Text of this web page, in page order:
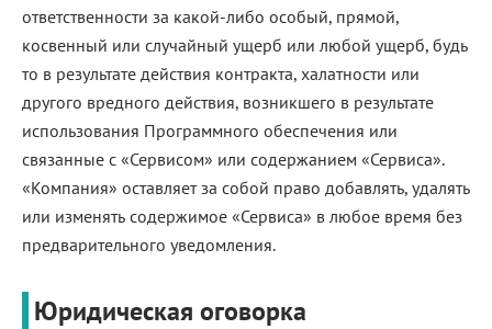
ответственности за какой-либо особый, прямой,
косвенный или случайный ущерб или любой ущерб, будь
то в результате действия контракта, халатности или
другого вредного действия, возникшего в результате
использования Программного обеспечения или
связанные с «Сервисом» или содержанием «Сервиса».
«Компания» оставляет за собой право добавлять, удалять
или изменять содержимое «Сервиса» в любое время без
предварительного уведомления.
Юридическая оговорка